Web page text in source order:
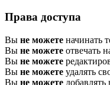
Права доступа
Вы не можете начинать
Вы не можете отвечать
Вы не можете
Вы не можете удалять
Вы не можете